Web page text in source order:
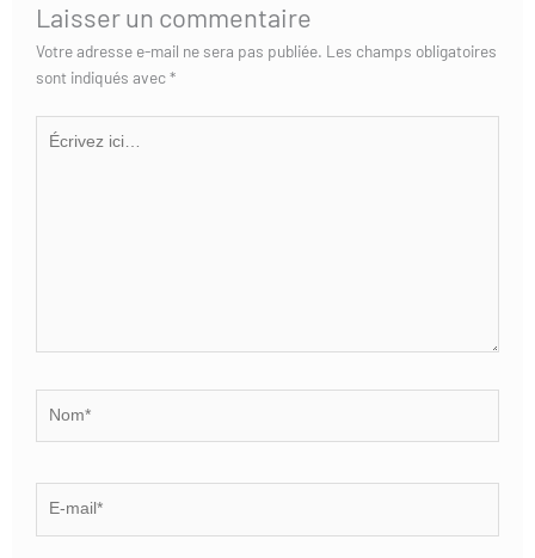
Laisser un commentaire
Votre adresse e-mail ne sera pas publiée. Les champs obligatoires
sont indiqués avec*
Écrivez
ici…
mail*